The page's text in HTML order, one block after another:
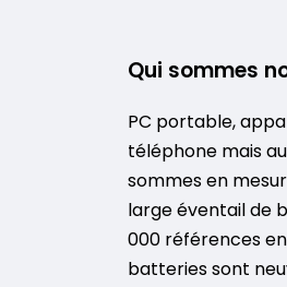
Qui sommes
PC portable,
téléphone mais
sommes en
large éventail de
000 références
batteries sont